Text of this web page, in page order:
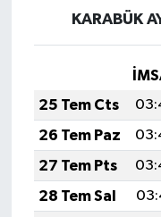
KARABÜK
25 Tem Cts
26 Tem Paz
27 Tem Pts
28 Tem Sal